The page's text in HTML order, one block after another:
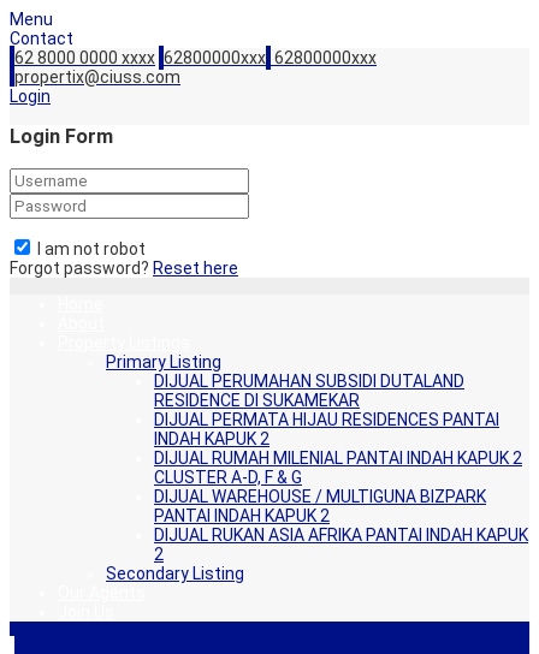
Menu
Contact
62 8000 0000 xxxx 62800000xxx 62800000xxx
propertix@ciuss.com
Login
Login Form
I am not robot
Forgot password? Reset here
Primary Listing
DIJUAL PERUMAHAN SUBSIDI DUTALAND
RESIDENCE DI SUKAMEKAR
DIJUAL PERMATA HIJAU RESIDENCES PANTAI
INDAH KAPUK 2
DIJUAL RUMAH MILENIAL PANTAI INDAH KAPUK 2
CLUSTER A-D, F & G
DIJUAL WAREHOUSE / MULTIGUNA BIZPARK
PANTAI INDAH KAPUK 2
DIJUAL RUKAN ASIA AFRIKA PANTAI INDAH KAPUK
2
Secondary Listing